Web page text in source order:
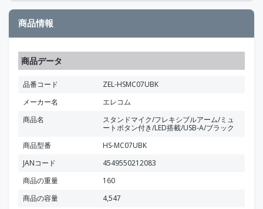
商品情報
商品データ
品番コード
ZEL-HSMC07UBK
メーカー名
エレコム
商品名
スタンドマイク/フレキシブルアーム/ミュ
ートボタン付き/LED搭載/USB-A/ブラック
商品型番
HS-MC07UBK
JANコード
4549550212083
商品の重量
160
商品の容量
4,547